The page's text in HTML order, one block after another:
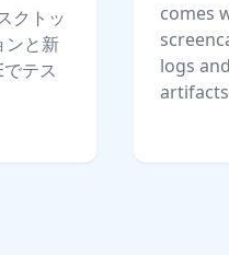
クトッ
ンと新
テス
comes
logs